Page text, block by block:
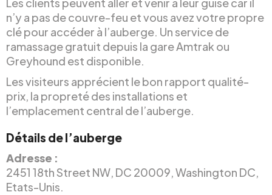
Les clients peuvent aller et venir à leur guise car il
n’y a pas de couvre-feu et vous avez votre propre
clé pour accéder à l’auberge. Un service de
ramassage gratuit depuis la gare Amtrak ou
Greyhound est disponible.
Les visiteurs apprécient le bon rapport qualité-
prix, la propreté des installations et
l’emplacement central de l’auberge.
Détails de l’auberge
Adresse :
2451 18th Street NW, DC 20009, Washington DC,
Etats-Unis.